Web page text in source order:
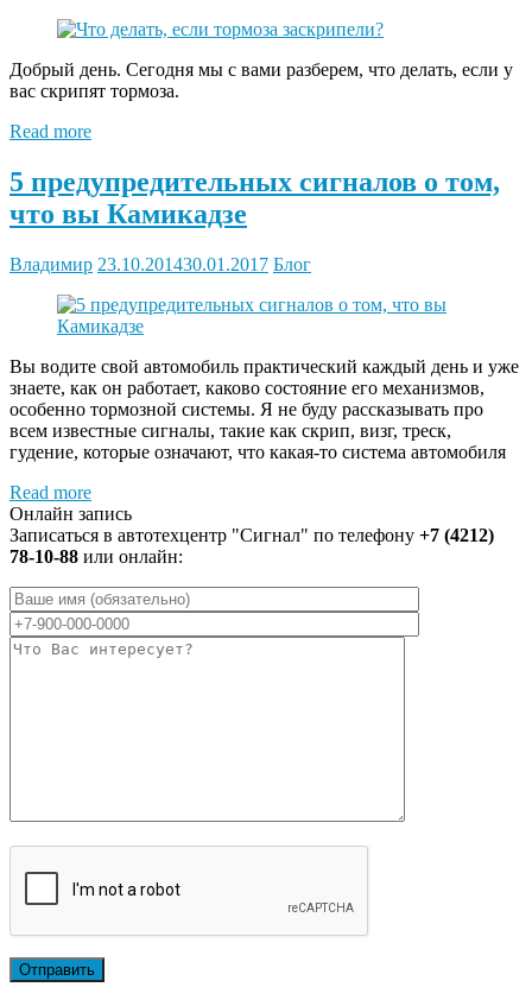
Добрый день. Сегодня мы с вами разберем, что делать, если у
вас скрипят тормоза.
Read more
5 предупредительных сигналов о том,
что вы Камикадзе
Владимир 23.10.201430.01.2017 Блог
Вы водите свой автомобиль практический каждый день и уже
знаете, как он работает, каково состояние его механизмов,
особенно тормозной системы. Я не буду рассказывать про
всем известные сигналы, такие как скрип, визг, треск,
гудение, которые означают, что какая-то система автомобиля
Read more
Онлайн запись
Записаться в автотехцентр "Сигнал" по телефону +7 (4212)
78-10-88 или онлайн: